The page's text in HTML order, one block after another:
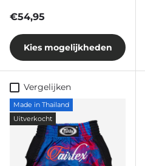
Reguliere prijs
€54,95
Kies mogelijkheden
Vergelijken
Made in Thailand
Uitverkocht